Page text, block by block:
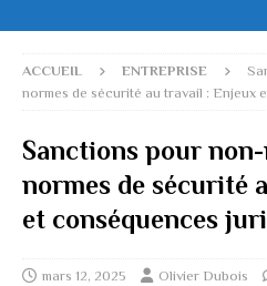
ACCUEIL ENTREPRISE
normes de sécurité au travail : Enjeux
Sanctions pour
normes de sécurité
et conséquences
mars 12, 2025 Olivier Dubois